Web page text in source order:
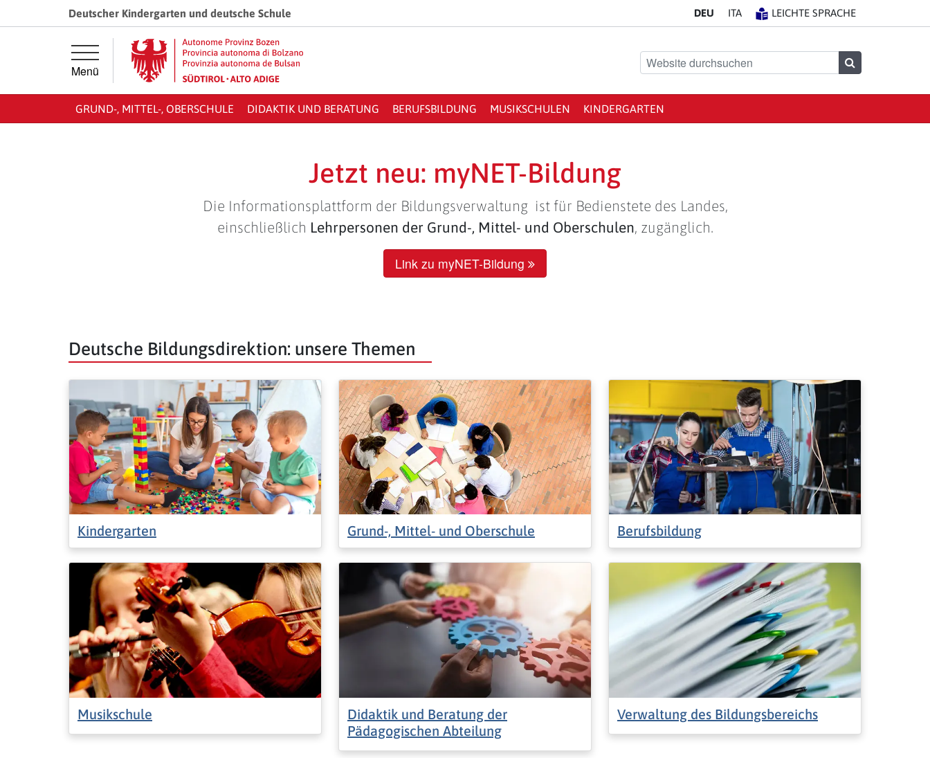
Springe direkt zur Hauptnavigation
Springe direkt zum InhaltDeutscher Kindergarten und deutsche Schule DEU ITA LEICHTE SPRACHE
Menü
Website durchsuchen
GRUND-, MITTEL-, OBERSCHULE DIDAKTIK UND BERATUNG BERUFSBILDUNG MUSIKSCHULEN KINDERGARTEN
Jetzt neu: myNET-Bildung
Die Informationsplattform der Bildungsverwaltung ist für Bedienstete des Landes,
einschließlich Lehrpersonen der Grund-, Mittel- und Oberschulen, zugänglich.
Link zu myNET-Bildung
Deutsche Bildungsdirektion: unsere Themen
Kindergarten Grund-, Mittel- und Oberschule Berufsbildung
Musikschule
Didaktik und Beratung der
Pädagogischen Abteilung
Verwaltung des Bildungsbereichs